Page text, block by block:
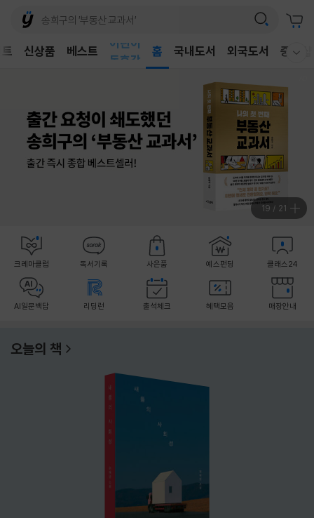
신상품 베스트
독후감
홈 국내도서 외국도서 중고샵
20 / 21
크레마클럽 독서기록 사은품 예스펀딩 클래스24
AI일문백답 리딩런 출석체크 혜택모음 매장안내
오늘의 책